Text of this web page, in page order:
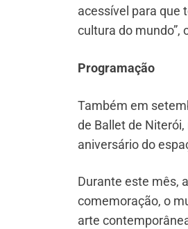
acessível para que
cultura do mundo”,
Programação
Também em
de Ballet de
aniversário do
Durante este mês,
comemoração, o
arte